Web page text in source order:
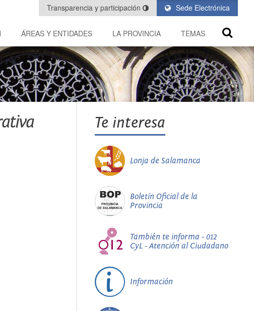
Sede Electrónica
Transparencia y participación
ÁREAS Y ENTIDADES LA PROVINCIA TEMAS
Te interesa
Lonja de Salamanca
Boletín Oficial de la
Provincia
También te informa - 012
CyL - Atención al Ciudadano
Información